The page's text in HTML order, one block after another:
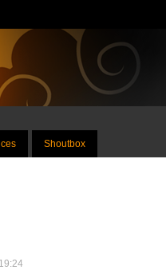
Shoutbox